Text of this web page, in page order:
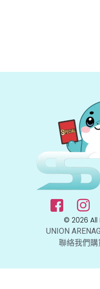
UNION ARENA
聯絡我們購
© 2026 All